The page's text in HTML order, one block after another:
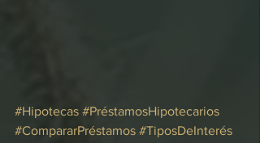
#Hipotecas #PréstamosHipotecarios
#CompararPréstamos #TiposDeInterés